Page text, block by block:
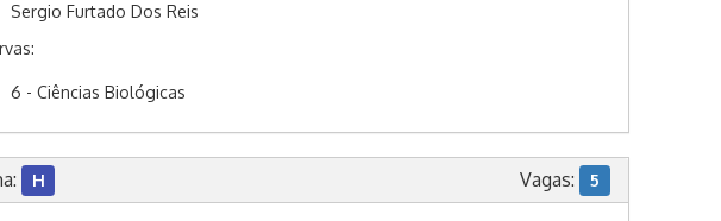
Sergio Furtado Dos Reis
6 - Ciências Biológicas
H Vagas: 5